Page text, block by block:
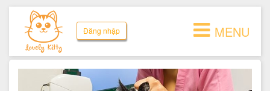
Đăng nhập MENU